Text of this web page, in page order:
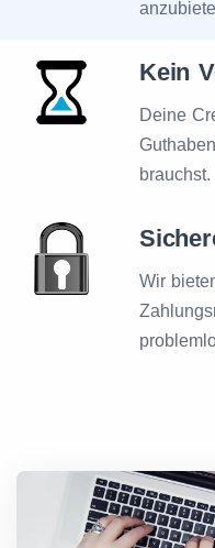
Kein
Deine
brauchst.
Wir